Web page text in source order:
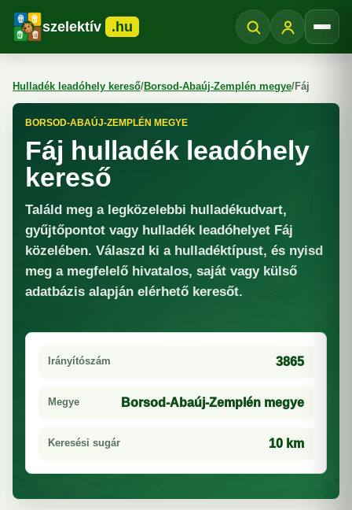
szelektív .hu
Hulladék leadóhely kereső/Borsod-Abaúj-Zemplén megye/Fáj
BORSOD-ABAÚJ-ZEMPLÉN MEGYE
Fáj hulladék leadóhely
kereső
Találd meg a legközelebbi hulladékudvart,
gyűjtőpontot vagy hulladék leadóhelyet Fáj
közelében. Válaszd ki a hulladéktípust, és nyisd
meg a megfelelő hivatalos, saját vagy külső
adatbázis alapján elérhető keresőt.
Irányítószám 3865
Megye Borsod-Abaúj-Zemplén megye
Keresési sugár 10 km